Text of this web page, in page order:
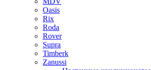
Oasis
Rix
Roda
Rover
Supra
Timberk
Zanussi